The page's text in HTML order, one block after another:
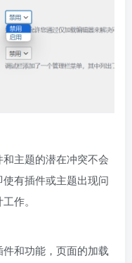
主题的潜在冲突不会
有插件或主题出现问
作。
和功能，页面的加载